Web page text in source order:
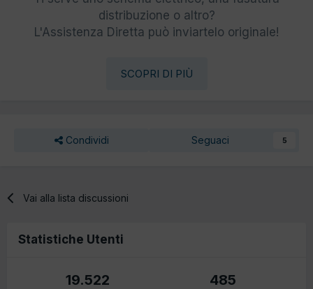
distribuzione o altro?
L'Assistenza Diretta può inviartelo originale!
SCOPRI DI PIÙ
Condividi Seguaci 5
Vai alla lista discussioni
Statistiche Utenti
19.522 485